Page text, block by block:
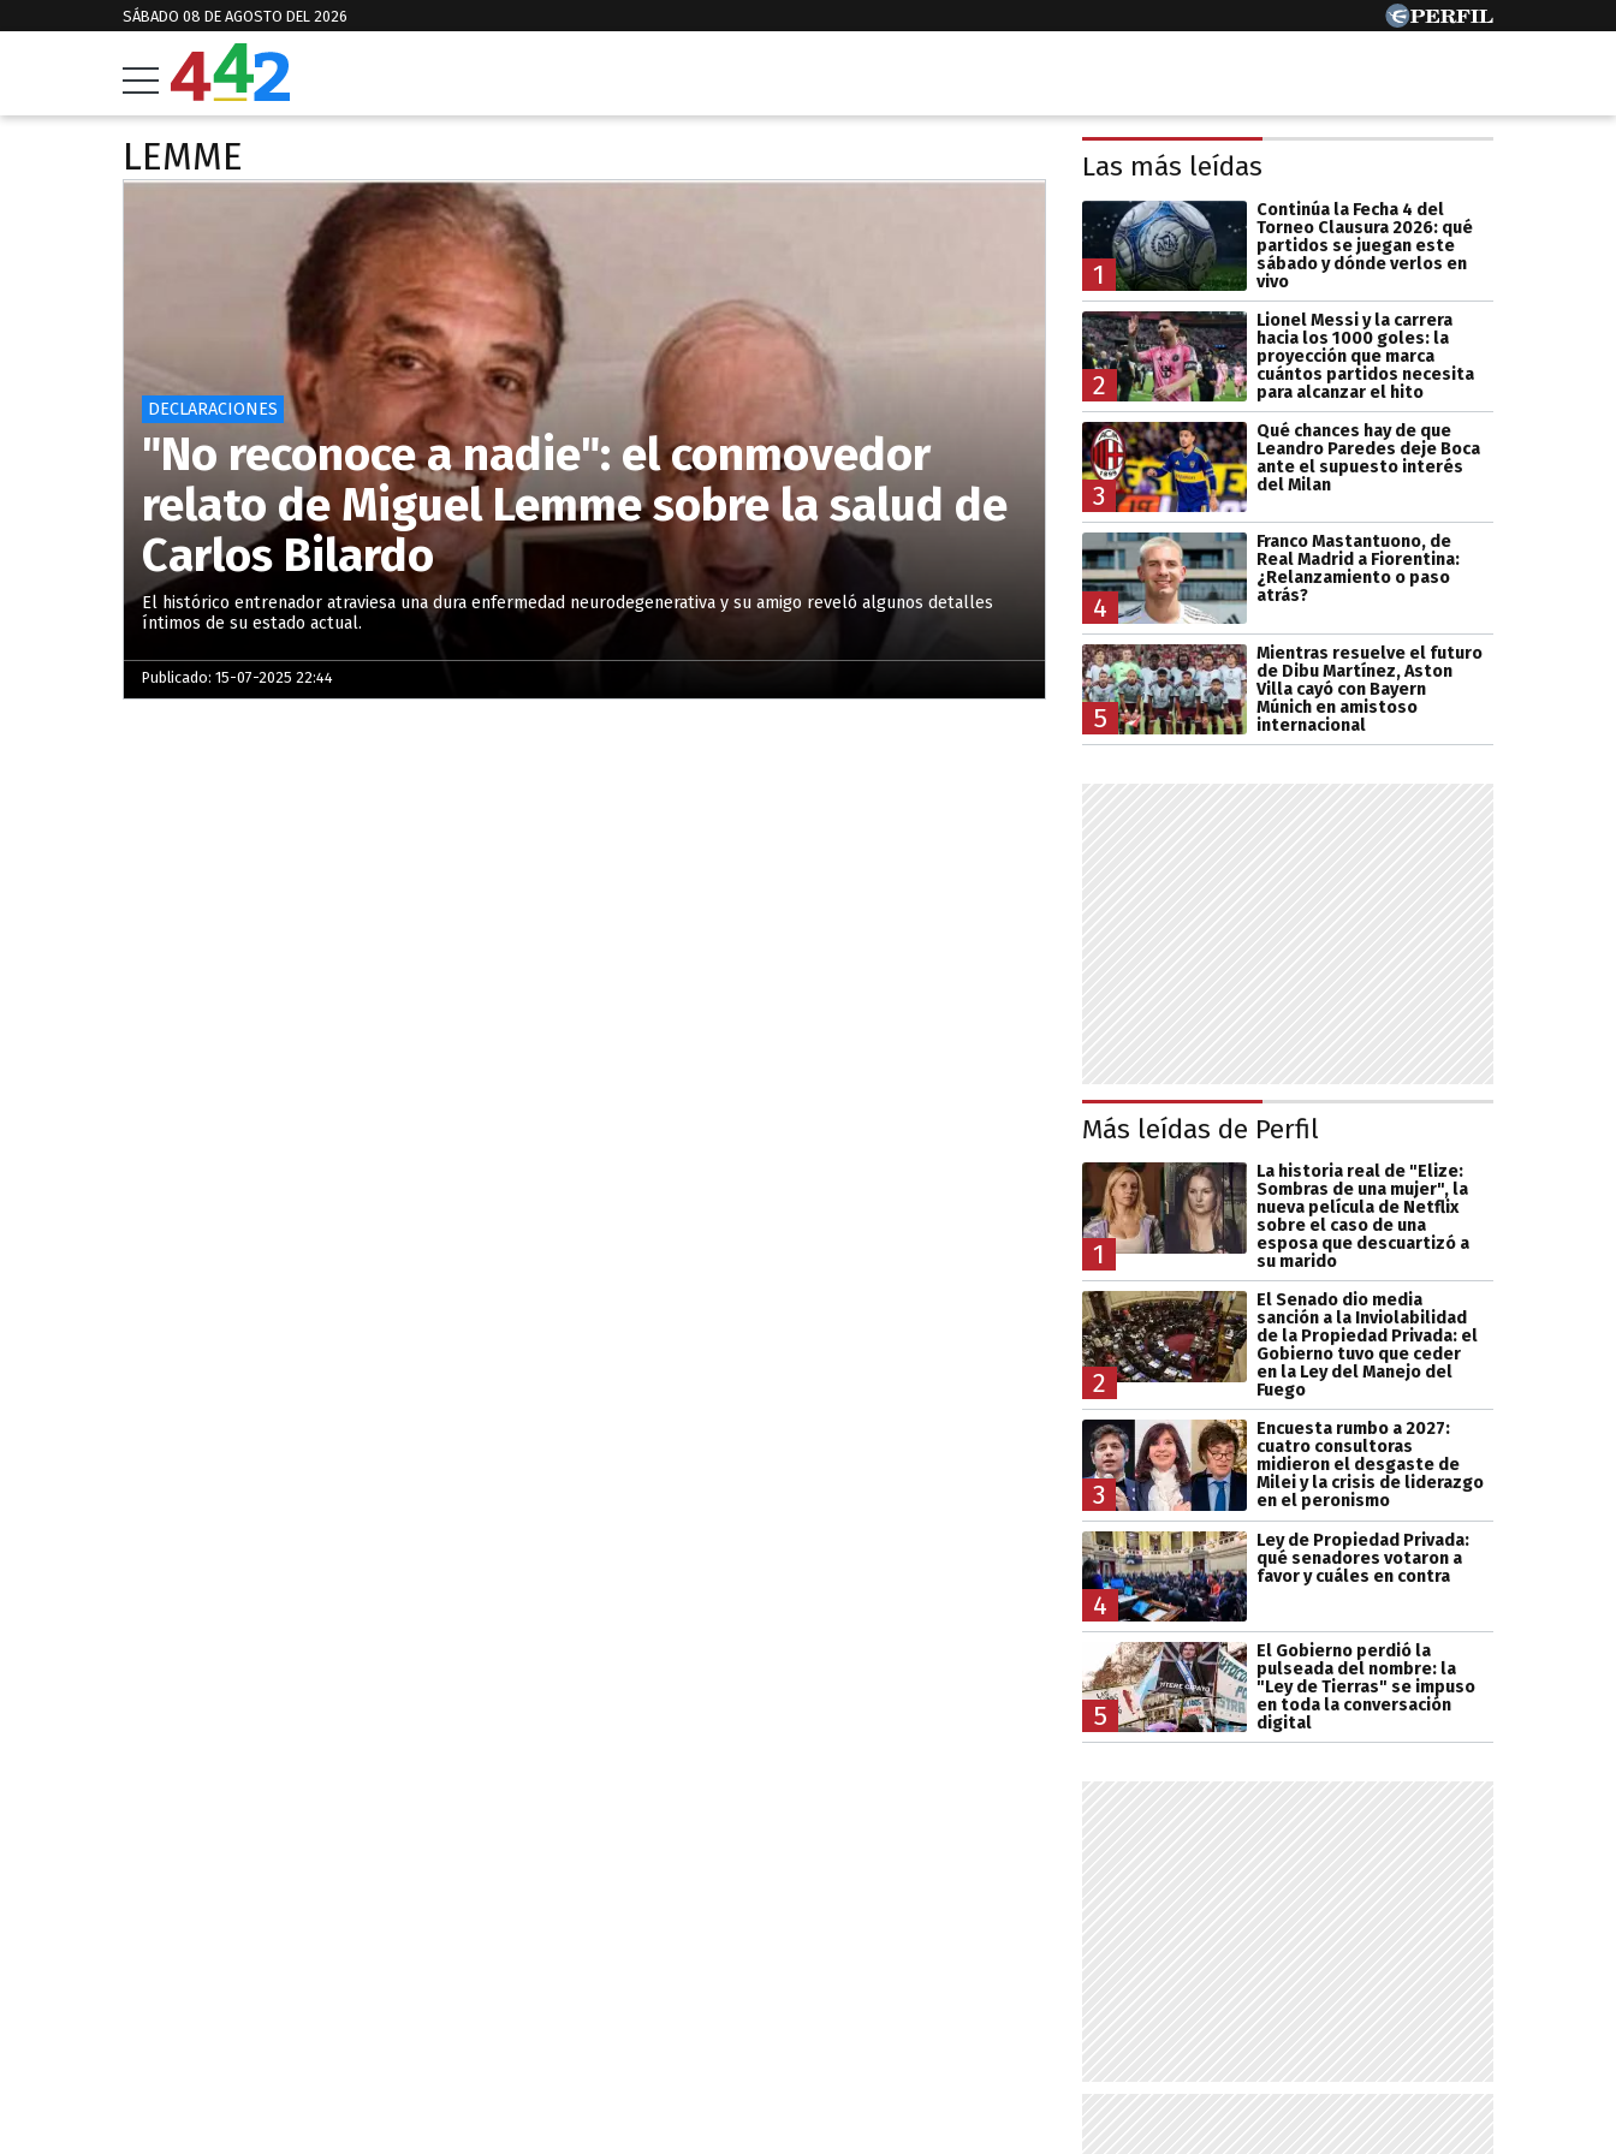
SÁBADO 08 DE AGOSTO DEL 2026
LEMME
DECLARACIONES
"No reconoce a nadie": el conmovedor
relato de Miguel Lemme sobre la salud de
Carlos Bilardo
El histórico entrenador atraviesa una dura enfermedad neurodegenerativa y su amigo reveló algunos detalles
íntimos de su estado actual.
Publicado: 15-07-2025 22:44
Las más leídas
1
Continúa la Fecha 4 del
Torneo Clausura 2026: qué
partidos se juegan este
sábado y dónde verlos en
vivo
2
Lionel Messi y la carrera
hacia los 1000 goles: la
proyección que marca
cuántos partidos necesita
para alcanzar el hito
3
Qué chances hay de que
Leandro Paredes deje Boca
ante el supuesto interés
del Milan
4
Franco Mastantuono, de
Real Madrid a Fiorentina:
¿Relanzamiento o paso
atrás?
5
Mientras resuelve el futuro
de Dibu Martínez, Aston
Villa cayó con Bayern
Múnich en amistoso
internacional
Más leídas de Perfil
1
La historia real de "Elize:
Sombras de una mujer", la
nueva película de Netflix
sobre el caso de una
esposa que descuartizó a
su marido
2
El Senado dio media
sanción a la Inviolabilidad
de la Propiedad Privada: el
Gobierno tuvo que ceder
en la Ley del Manejo del
Fuego
3
Encuesta rumbo a 2027:
cuatro consultoras
midieron el desgaste de
Milei y la crisis de liderazgo
en el peronismo
4
Ley de Propiedad Privada:
qué senadores votaron a
favor y cuáles en contra
5
El Gobierno perdió la
pulseada del nombre: la
"Ley de Tierras" se impuso
en toda la conversación
digital